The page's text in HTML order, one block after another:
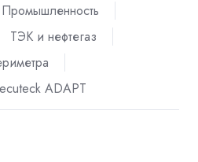
Промышленность
ТЭК и нефтегаз
ADAPT